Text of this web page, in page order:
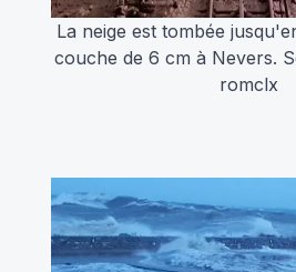
La neige est tombée
couche de 6 cm à Nevers.
romclx